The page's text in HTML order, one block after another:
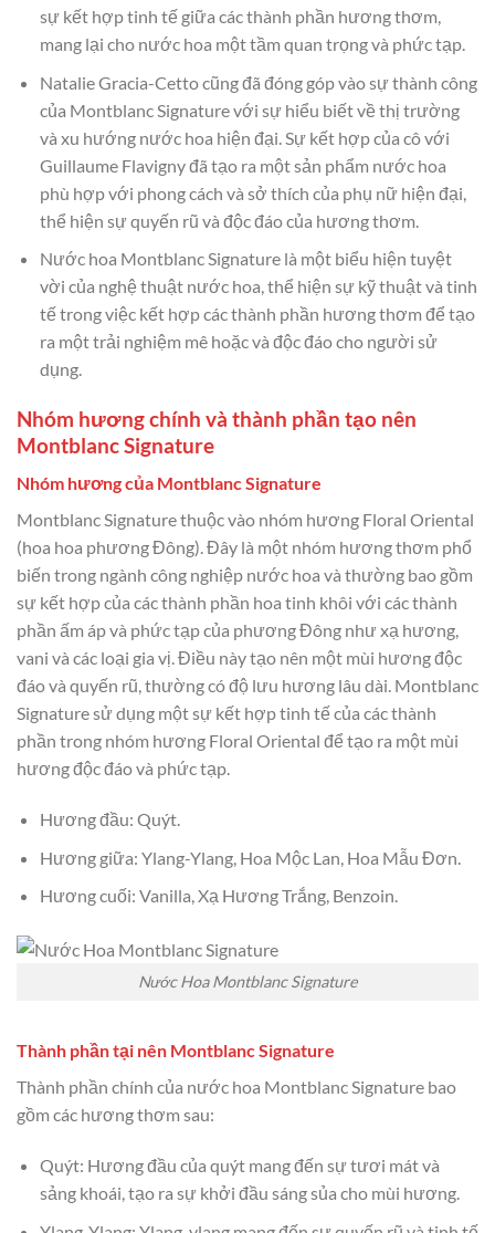
sự kết hợp tinh tế giữa các thành phần hương thơm,
mang lại cho nước hoa một tầm quan trọng và phức tạp.
Natalie Gracia-Cetto cũng đã đóng góp vào sự thành công
của Montblanc Signature với sự hiểu biết về thị trường
và xu hướng nước hoa hiện đại. Sự kết hợp của cô với
Guillaume Flavigny đã tạo ra một sản phẩm nước hoa
phù hợp với phong cách và sở thích của phụ nữ hiện đại,
thể hiện sự quyến rũ và độc đáo của hương thơm.
Nước hoa Montblanc Signature là một biểu hiện tuyệt
vời của nghệ thuật nước hoa, thể hiện sự kỹ thuật và tinh
tế trong việc kết hợp các thành phần hương thơm để tạo
ra một trải nghiệm mê hoặc và độc đáo cho người sử
dụng.
Nhóm hương chính và thành phần tạo nên
Montblanc Signature
Nhóm hương của Montblanc Signature
Montblanc Signature thuộc vào nhóm hương Floral Oriental
(hoa hoa phương Đông). Đây là một nhóm hương thơm phổ
biến trong ngành công nghiệp nước hoa và thường bao gồm
sự kết hợp của các thành phần hoa tinh khôi với các thành
phần ấm áp và phức tạp của phương Đông như xạ hương,
vani và các loại gia vị. Điều này tạo nên một mùi hương độc
đáo và quyến rũ, thường có độ lưu hương lâu dài. Montblanc
Signature sử dụng một sự kết hợp tinh tế của các thành
phần trong nhóm hương Floral Oriental để tạo ra một mùi
hương độc đáo và phức tạp.
Hương đầu: Quýt.
Hương giữa: Ylang-Ylang, Hoa Mộc Lan, Hoa Mẫu Đơn.
Hương cuối: Vanilla, Xạ Hương Trắng, Benzoin.
Nước Hoa Montblanc Signature
Thành phần tại nên Montblanc Signature
Thành phần chính của nước hoa Montblanc Signature bao
gồm các hương thơm sau:
Quýt: Hương đầu của quýt mang đến sự tươi mát và
sảng khoái, tạo ra sự khởi đầu sáng sủa cho mùi hương.